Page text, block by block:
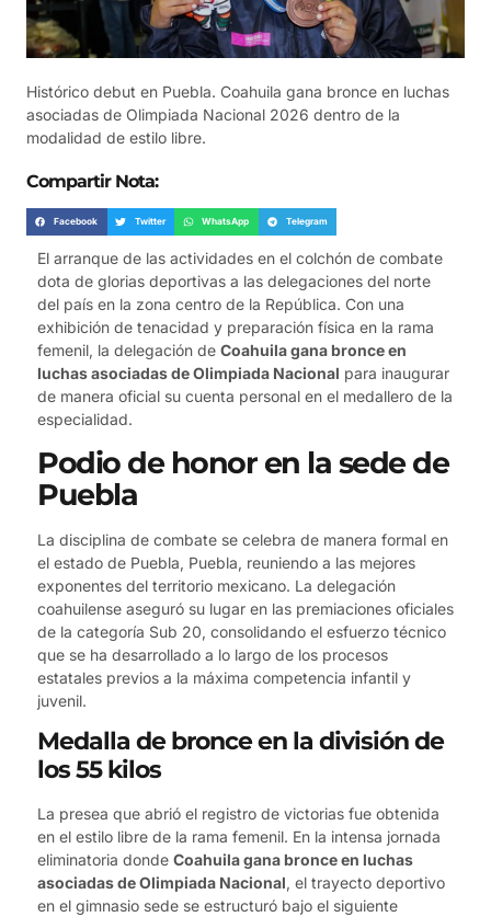
Histórico debut en Puebla. Coahuila gana bronce en luchas
asociadas de Olimpiada Nacional 2026 dentro de la
modalidad de estilo libre.
Compartir Nota:
Facebook Twitter WhatsApp Telegram
El arranque de las actividades en el colchón de combate
dota de glorias deportivas a las delegaciones del norte
del país en la zona centro de la República. Con una
exhibición de tenacidad y preparación física en la rama
femenil, la delegación de Coahuila gana bronce en
luchas asociadas de Olimpiada Nacional para inaugurar
de manera oficial su cuenta personal en el medallero de la
especialidad.
Podio de honor en la sede de
Puebla
La disciplina de combate se celebra de manera formal en
el estado de Puebla, Puebla, reuniendo a las mejores
exponentes del territorio mexicano. La delegación
coahuilense aseguró su lugar en las premiaciones oficiales
de la categoría Sub 20, consolidando el esfuerzo técnico
que se ha desarrollado a lo largo de los procesos
estatales previos a la máxima competencia infantil y
juvenil.
Medalla de bronce en la división de
los 55 kilos
La presea que abrió el registro de victorias fue obtenida
en el estilo libre de la rama femenil. En la intensa jornada
eliminatoria donde Coahuila gana bronce en luchas
asociadas de Olimpiada Nacional, el trayecto deportivo
en el gimnasio sede se estructuró bajo el siguiente